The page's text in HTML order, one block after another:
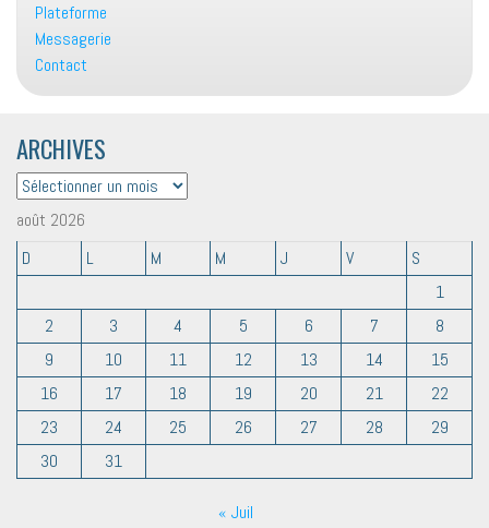
Plateforme
Messagerie
Contact
ARCHIVES
ARCHIVES
août 2026
D
L M M J V
S
1
2
3 4 5 6 7
8
9
10 11 12 13 14
15
16
17 18 19 20 21
22
23
24 25 26 27 28
29
30
31
« Juil